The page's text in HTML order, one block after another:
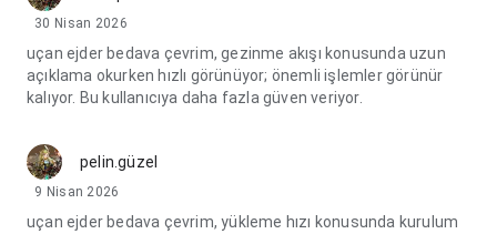
30 Nisan 2026
uçan ejder bedava çevrim, gezinme akışı konusunda uzun
açıklama okurken hızlı görünüyor; önemli işlemler görünür
kalıyor. Bu kullanıcıya daha fazla güven veriyor.
pelin.güzel
9 Nisan 2026
uçan ejder bedava çevrim, yükleme hızı konusunda kurulum